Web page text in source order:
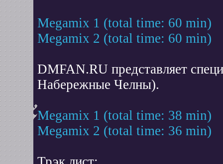
Megamix 1 (total time: 60 min)
Megamix 2 (total time: 60 min)
DMFAN.RU представляет
Набережные Челны).
Megamix 1 (total time: 38 min)
Megamix 2 (total time: 36 min)